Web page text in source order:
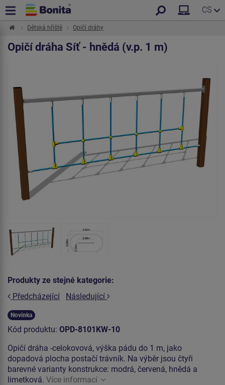
CS
Dětská hřiště Opičí dráhy
Opičí dráha Síť - hnědá (v.p. 1 m)
Produkty ze stejné kategorie:
Předcházející
Následující
Novinka
Kód produktu: OPD-8101KW-10
Opičí dráha -celokovová, výška pádu do 1 m, jako
dopadová plocha postačí trávník. Na výběr jsou čtyři
barevné varianty konstrukce: modrá, červená, hnědá a
limetková. Více informací